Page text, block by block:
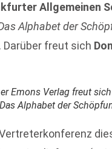
Allgemeinen
Alphabet der
Darüber freut sich
Emons Verlag freut
Alphabet der